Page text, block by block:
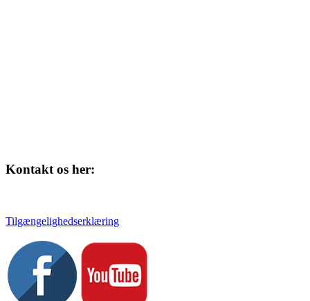
Kontakt os her:
Tilgængelighedserklæring